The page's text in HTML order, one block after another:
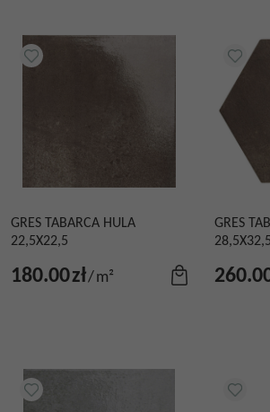
GRES TABARCA HULA
22,5X22,5
180.00zł/m²
GRES
28,5X32,5